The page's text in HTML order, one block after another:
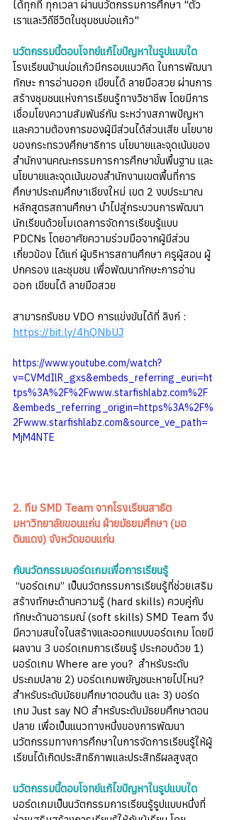
ได้ทุกที่ ทุกเวลา ผ่านนวัตกรรมการศึกษา "ตัว
เราและวิถีชีวิตในชุมชนบ่อแก้ว"
นวัตกรรมนี้ตอบโจทย์แก้ไขปัญหาในรูปแบบใด
โรงเรียนบ้านบ่อแก้วมีกรอบแนวคิด ในการพัฒนา
ทักษะ การอ่านออก เขียนได้ ลายมือสวย ผ่านการ
สร้างชุมชนแห่งการเรียนรู้ทางวิชาชีพ โดยมีการ
เชื่อมโยงความสัมพันธ์กัน ระหว่างสภาพปัญหา
และความต้องการของผู้มีส่วนได้ส่วนเสีย นโยบาย
ของกระทรวงศึกษาธิการ นโยบายและจุดเน้นของ
สำนักงานคณะกรรมการการศึกษาขั้นพื้นฐาน และ
นโยบายและจุดเน้นของสำนักงานเขตพื้นที่การ
ศึกษาประถมศึกษาเชียงใหม่ เขต 2 งบประมาณ
หลักสูตรสถานศึกษา นำไปสู่กระบวนการพัฒนา
นักเรียนด้วยโมเดลการจัดการเรียนรู้แบบ
PDCNs โดยอาศัยความร่วมมือจากผู้มีส่วน
เกี่ยวข้อง ได้แก่ ผู้บริหารสถานศึกษา ครูผู้สอน ผู้
ปกครอง และชุมชน เพื่อพัฒนาทักษะการอ่าน
ออก เขียนได้ ลายมือสวย
สามารถรับชม VDO การแข่งขันได้ที่ ลิงก์ :
https://bit.ly/4hQNbUJ
https://www.youtube.com/watch?
v=CVMdIlR_gxs&embeds_referring_euri=ht
tps%3A%2F%2Fwww.starfishlabz.com%2F
&embeds_referring_origin=https%3A%2F%
2Fwww.starfishlabz.com&source_ve_path=
MjM4NTE
2. ทีม SMD Team จากโรงเรียนสาธิต
มหาวิทยาลัยขอนแก่น ฝ่ายมัธยมศึกษา (มอ
ดินแดง) จังหวัดขอนแก่น
กับนวัตกรรมบอร์ดเกมเพื่อการเรียนรู้
“บอร์ดเกม” เป็นนวัตกรรมการเรียนรู้ที่ช่วยเสริม
สร้างทักษะด้านความรู้ (hard skills) ควบคู่กับ
ทักษะด้านอารมณ์ (soft skills) SMD Team จึง
มีความสนใจในสร้างและออกแบบบอร์ดเกม โดยมี
ผลงาน 3 บอร์ดเกมการเรียนรู้ ประกอบด้วย 1)
บอร์ดเกม Where are you?  สำหรับระดับ
ประถมปลาย 2) บอร์ดเกมพยัญชนะหายไปไหน?
สำหรับระดับมัธยมศึกษาตอนต้น และ 3) บอร์ด
เกม Just say NO สำหรับระดับมัธยมศึกษาตอน
ปลาย เพื่อเป็นแนวทางหนึ่งของการพัฒนา
นวัตกรรมทางการศึกษาในการจัดการเรียนรู้ให้ผู้
เรียนได้เกิดประสิทธิภาพและประสิทธิผลสูงสุด
นวัตกรรมนี้ตอบโจทย์แก้ไขปัญหาในรูปแบบใด
บอร์ดเกมเป็นนวัตกรรมการเรียนรู้รูปแบบหนึ่งที่